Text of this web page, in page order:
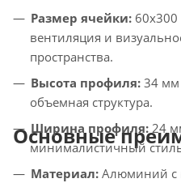
Размер ячейки:
вентиляция и
пространства.
Высота профиля: 34
объемная структура.
Ширина профиля: 24
минималистичный
Материал: Алюминий с
Основные